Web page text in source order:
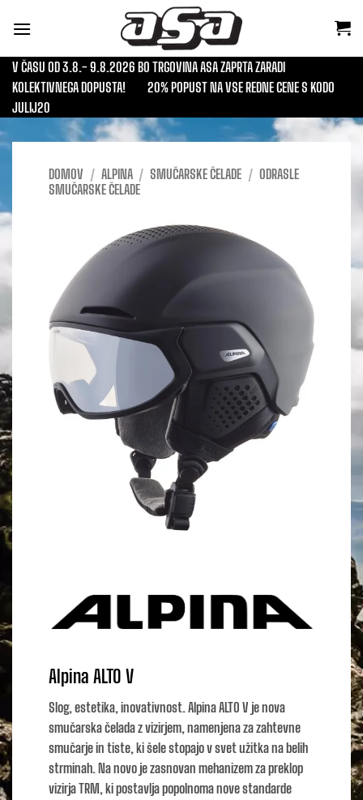
V ČASU OD 3.8.- 9.8.2026 BO TRGOVINA ASA ZAPRTA ZARADI
KOLEKTIVNEGA DOPUSTA!
20% POPUST NA VSE REDNE CENE S KODO
JULIJ20
DOMOV / ALPINA / SMUČARSKE ČELADE / ODRASLE
SMUČARSKE ČELADE
Alpina ALTO V
Slog, estetika, inovativnost. Alpina ALTO V je nova
smučarska čelada z vizirjem, namenjena za zahtevne
smučarje in tiste, ki šele stopajo v svet užitka na belih
strminah. Na novo je zasnovan mehanizem za preklop
vizirja TRM, ki postavlja popolnoma nove standarde